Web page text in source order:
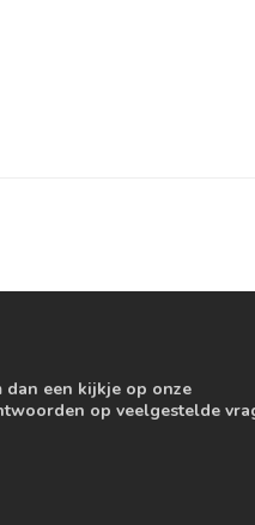
dan een kijkje op onze
op veelgestelde